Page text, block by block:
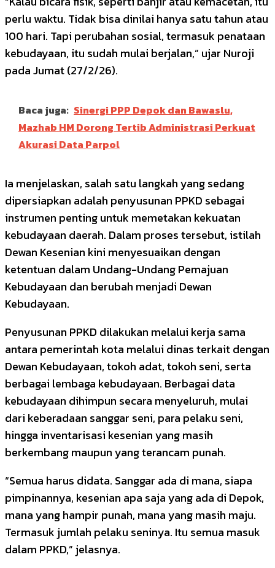
perlu waktu. Tidak bisa dinilai hanya satu tahun atau
100 hari. Tapi perubahan sosial, termasuk penataan
kebudayaan, itu sudah mulai berjalan,” ujar Nuroji
pada Jumat (27/2/26).
Baca juga: Sinergi PPP Depok dan Bawaslu,
Mazhab HM Dorong Tertib Administrasi Perkuat
Akurasi Data Parpol
Ia menjelaskan, salah satu langkah yang sedang
dipersiapkan adalah penyusunan PPKD sebagai
instrumen penting untuk memetakan kekuatan
kebudayaan daerah. Dalam proses tersebut, istilah
Dewan Kesenian kini menyesuaikan dengan
ketentuan dalam Undang-Undang Pemajuan
Kebudayaan dan berubah menjadi Dewan
Kebudayaan.
Penyusunan PPKD dilakukan melalui kerja sama
antara pemerintah kota melalui dinas terkait dengan
Dewan Kebudayaan, tokoh adat, tokoh seni, serta
berbagai lembaga kebudayaan. Berbagai data
kebudayaan dihimpun secara menyeluruh, mulai
dari keberadaan sanggar seni, para pelaku seni,
hingga inventarisasi kesenian yang masih
berkembang maupun yang terancam punah.
“Semua harus didata. Sanggar ada di mana, siapa
pimpinannya, kesenian apa saja yang ada di Depok,
mana yang hampir punah, mana yang masih maju.
Termasuk jumlah pelaku seninya. Itu semua masuk
dalam PPKD,” jelasnya.